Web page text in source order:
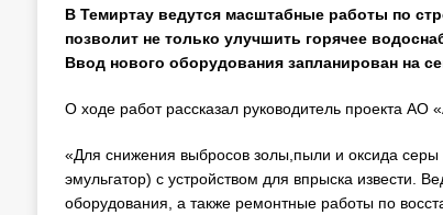
В Темиртау ведутся масштабные работы по
позволит не только улучшить горячее
Ввод нового оборудования запланирован на
О ходе работ рассказал руководитель проекта
«Для снижения выбросов золы,пыли и оксида серы
эмульгатор) с устройством для впрыска извести.
оборудования, а также ремонтные работы по